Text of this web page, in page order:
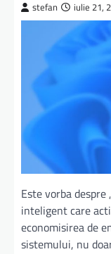
stefan iulie 21,
Este vorba despre
inteligent care
economisirea de
sistemului, nu